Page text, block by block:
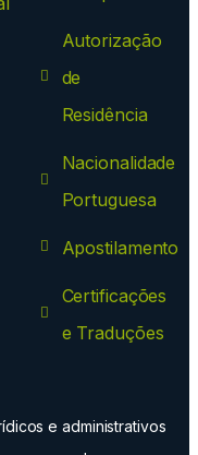
Autorização
de
Residência
Nacionalidade
Portuguesa
Apostilamento
Certificações
e Traduções
e administrativos